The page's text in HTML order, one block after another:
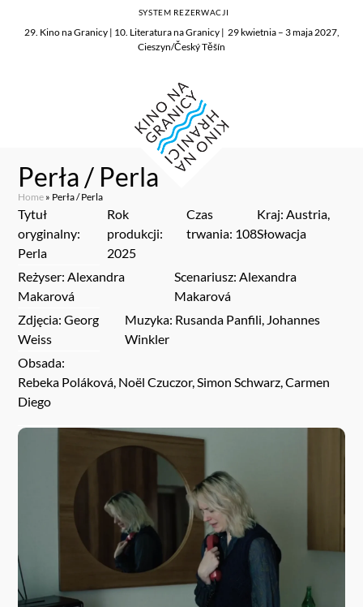
29. Kino na Granicy | 10. Literatura na Granicy | 29 kwietnia – 3 maja 2027,
Cieszyn/Český Těšín
SYSTEM REZERWACJI
Perła / Perla
Home » Perła / Perla
Tytuł
oryginalny:
Perla
Rok
produkcji:
2025
Czas
trwania: 108
Kraj: Austria,
Słowacja
Reżyser: Alexandra
Makarová
Scenariusz: Alexandra
Makarová
Zdjęcia: Georg
Weiss
Muzyka: Rusanda Panfili, Johannes
Winkler
Obsada:
Rebeka Poláková, Noël Czuczor, Simon Schwarz, Carmen
Diego